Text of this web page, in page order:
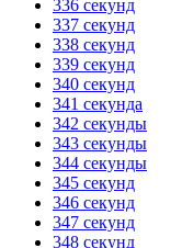
336 секунд
337 секунд
338 секунд
339 секунд
340 секунд
341 секунда
342 секунды
343 секунды
344 секунды
345 секунд
346 секунд
347 секунд
348 секунд